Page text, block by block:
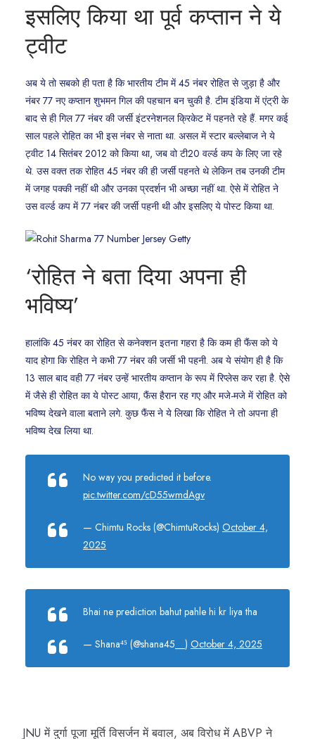
इसलिए किया था पूर्व कप्तान ने ये
ट्वीट
अब ये तो सबको ही पता है कि भारतीय टीम में 45 नंबर रोहित से जुड़ा है और
नंबर 77 नए कप्तान शुभमन गिल की पहचान बन चुकी है. टीम इंडिया में एंट्री के
बाद से ही गिल 77 नंबर की जर्सी इंटरनेशनल क्रिकेट में पहनते रहे हैं. मगर कई
साल पहले रोहित का भी इस नंबर से नाता था. असल में स्टार बल्लेबाज ने ये
ट्वीट 14 सितंबर 2012 को किया था, जब वो टी20 वर्ल्ड कप के लिए जा रहे
थे. उस वक्त तक रोहित 45 नंबर की ही जर्सी पहनते थे लेकिन तब उनकी टीम
में जगह पक्की नहीं थी और उनका प्रदर्शन भी अच्छा नहीं था. ऐसे में रोहित ने
उस वर्ल्ड कप में 77 नंबर की जर्सी पहनी थी और इसलिए ये पोस्ट किया था.
‘रोहित ने बता दिया अपना ही
भविष्य’
हालांकि 45 नंबर का रोहित से कनेक्शन इतना गहरा है कि कम ही फैंस को ये
याद होगा कि रोहित ने कभी 77 नंबर की जर्सी भी पहनी. अब ये संयोग ही है कि
13 साल बाद वही 77 नंबर उन्हें भारतीय कप्तान के रूप में रिप्लेस कर रहा है. ऐसे
में जैसे ही रोहित का ये पोस्ट आया, फैंस हैरान रह गए और मजे-मजे में रोहित को
भविष्य देखने वाला बताने लगे. कुछ फैंस ने ये लिखा कि रोहित ने तो अपना ही
भविष्य देख लिया था.
No way you predicted it before.
pic.twitter.com/cD55wmdAgv
— Chimtu Rocks (@ChimtuRocks) October 4,
2025
Bhai ne prediction bahut pahle hi kr liya tha
— Shana⁴⁵ (@shana45__) October 4, 2025
JNU में दुर्गा पूजा मूर्ति विसर्जन में बवाल, अब विरोध में ABVP ने